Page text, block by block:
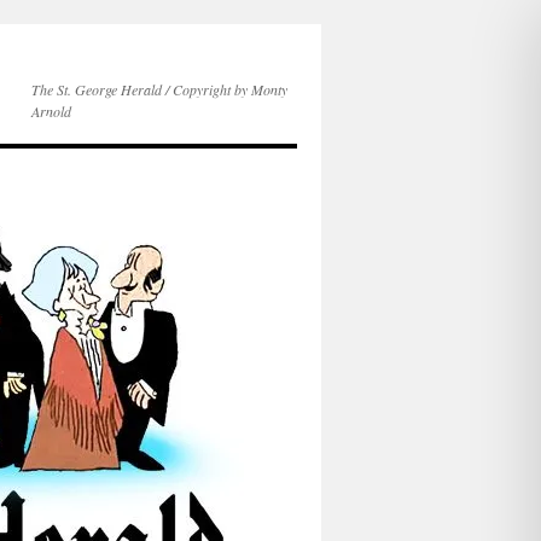
The St. George Herald / Copyright by Monty
Arnold